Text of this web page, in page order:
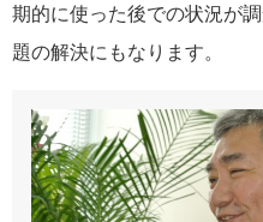
期的に使った後での状況が
題の解決にもなります。